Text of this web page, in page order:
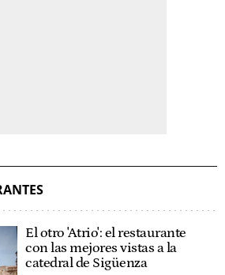
El otro 'Atrio': el restaurante
con las mejores vistas a la
catedral de Sigüenza